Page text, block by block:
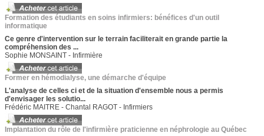
Formation des étudiants en soins infirmiers: bénéfices d'un outil
informatique
Ce genre d'intervention sur le terrain faciliterait en grande partie la
compréhension des ...
Sophie MONSAINT - Infirmière
Former en hémodialyse, une démarche d'équipe
L'analyse de celles ci et de la situation d'ensemble nous a permis
d'envisager les solutio...
Frédéric MAITRE - Chantal RAGOT - Infirmiers
Implantation du rôle de l'infirmière praticienne en néphrologie au Québec